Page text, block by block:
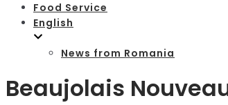
Food Service
English
News from Romania
Beaujolais